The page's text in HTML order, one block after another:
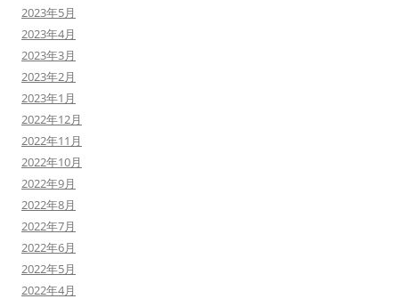
2023年5月
2023年4月
2023年3月
2023年2月
2023年1月
2022年12月
2022年11月
2022年10月
2022年9月
2022年8月
2022年7月
2022年6月
2022年5月
2022年4月